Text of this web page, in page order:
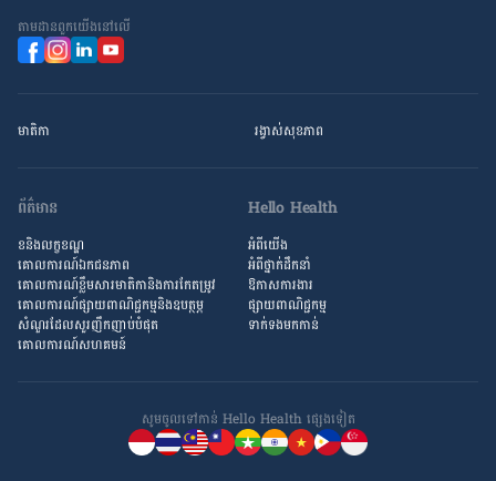
តាម​ដាន​ពួក​យើង​នៅ​លើ
មាតិកា រង្វាស់​សុខភាព
ព័ត៌មាន
ខនិងលក្ខខណ្ឌ
គោលការណ៍ឯកជនភាព
គោលការណ៍​ខ្លឹម​សារ​មាតិកា​និង​ការ​កែតម្រូវ
គោលការណ៍ផ្សាយពាណិជ្ជកម្មនិងឧបត្ថម្ភ
សំណួរ​ដែល​សួរ​ញឹកញាប់​បំផុត
គោលការណ៍​សហគមន៍
Hello Health
អំពីយើង
អំពី​ថ្នាក់ដឹកនាំ
ឱកាស​ការងារ
ផ្សាយពាណិជ្ជកម្ម
ទាក់ទងមកកាន់
សូមចូល​ទៅកាន់ Hello Health ផ្សេង​ទៀត